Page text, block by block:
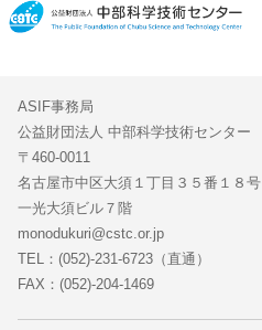
ASIF事務局
公益財団法人 中部科学技術センター
〒460-0011
名古屋市中区大須１丁目３５番１８号
一光大須ビル７階
monodukuri@cstc.or.jp
TEL：(052)-231-6723（直通）
FAX：(052)-204-1469